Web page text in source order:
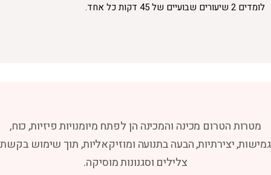
לומדים 2 שיעורים שבועיים של 45 דקות כל אחד.
מטרות הטרום מכינה והמכינה הן לפתח מיומנויות פיזיות, כוח,
גמישות, יצירתיות, הבעה בתנועה ומוזיקאליות, תוך שימוש בקשת
צלילים וסגנונות מוסיקה.